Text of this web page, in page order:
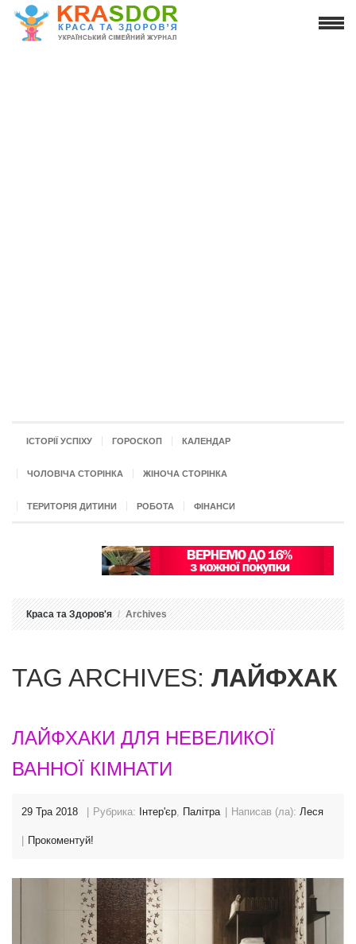
ІСТОРІЇ УСПІХУ ГОРОСКОП КАЛЕНДАР
ЧОЛОВІЧА СТОРІНКА ЖІНОЧА СТОРІНКА
ТЕРИТОРІЯ ДИТИНИ РОБОТА ФІНАНСИ
Краса та Здоров'я Archives
TAG ARCHIVES: ЛАЙФХАК
ЛАЙФХАКИ ДЛЯ НЕВЕЛИКОЇ
ВАННОЇ КІМНАТИ
29 Тра 2018 Рубрика: Інтер'єр, Палітра Написав (ла): Леся
Прокоментуй!